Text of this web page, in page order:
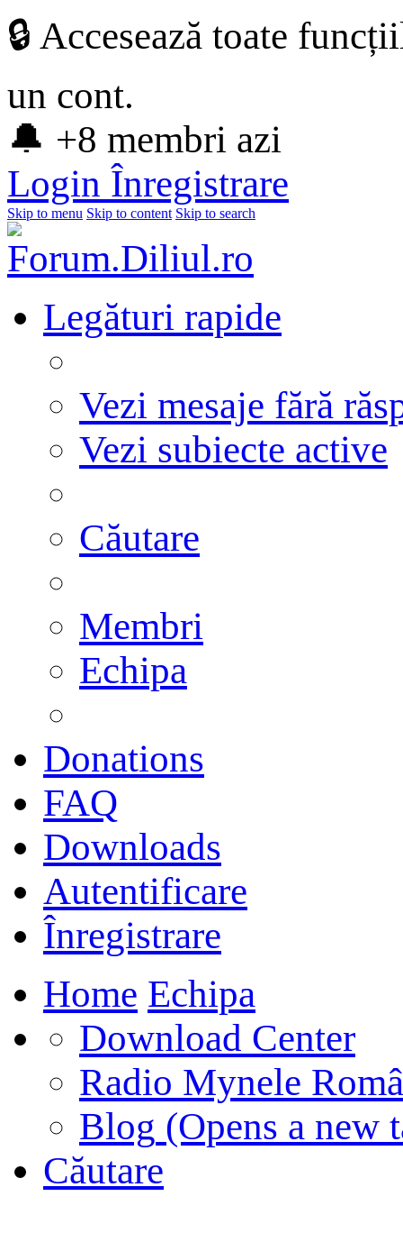
🔒 Accesează toate
un cont.
🔔 +8 membri azi
Login Înregistrare
Skip to menu Skip to content Skip to search
Legături rapide
Vezi mesaje fără
Vezi subiecte active
Căutare
Membri
Echipa
Donations
FAQ
Downloads
Autentificare
Înregistrare
Home Echipa
Download Center
Radio Mynele
Blog (Opens a new
Căutare